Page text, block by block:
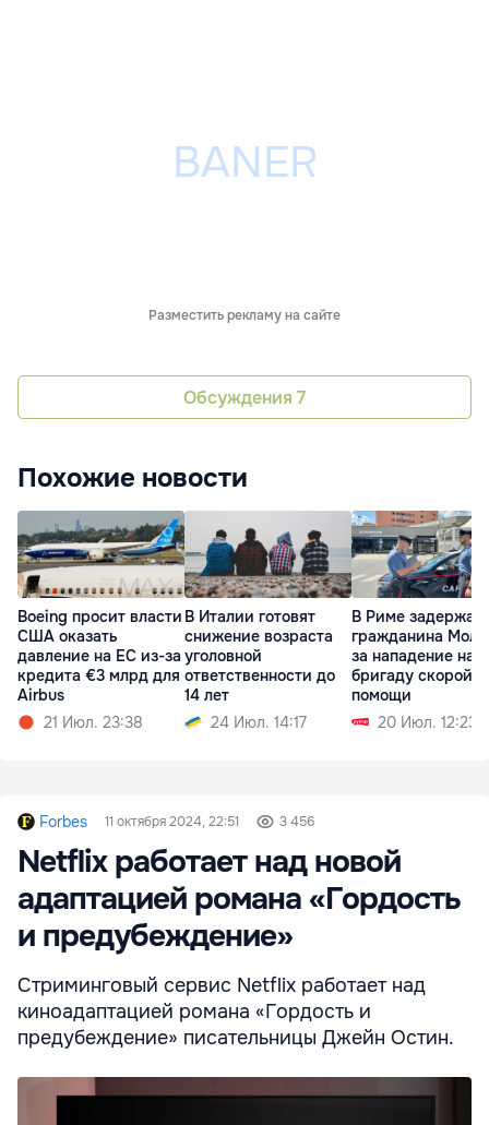
Разместить рекламу на сайте
Обсуждения 7
Похожие новости
Boeing просит власти
США оказать
давление на EC из-за
кредита €3 млрд для
Airbus
21 Июл. 23:38
В Италии готовят
снижение возраста
уголовной
ответственности до
14 лет
24 Июл. 14:17
В Риме
гражданина
за нападение на
бригаду скорой
помощи
20 Июл. 12:23
Forbes 11 октября 2024, 22:51 3 456
Netflix работает над новой
адаптацией романа «Гордость
и предубеждение»
Стриминговый сервис Netflix работает над
киноадаптацией романа «Гордость и
предубеждение» писательницы Джейн Остин.